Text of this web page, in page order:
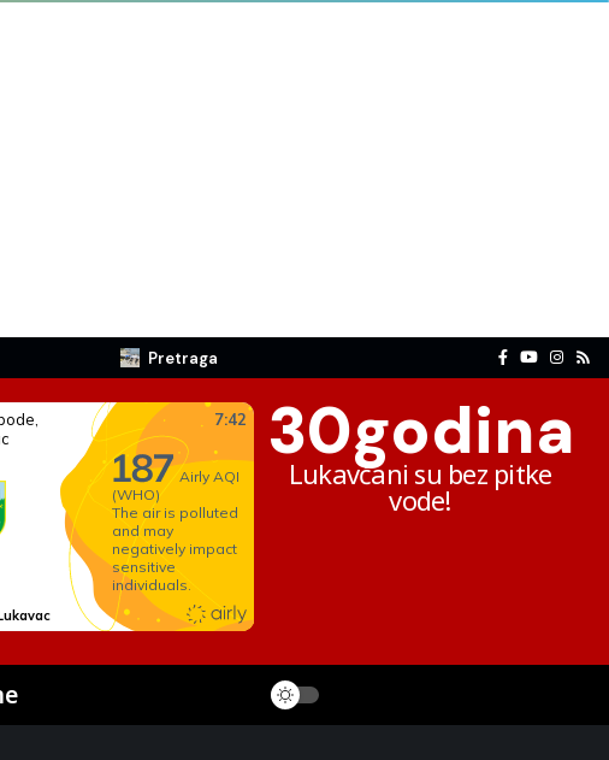
Pretraga
30godina
Lukavčani su bez pitke
vode!